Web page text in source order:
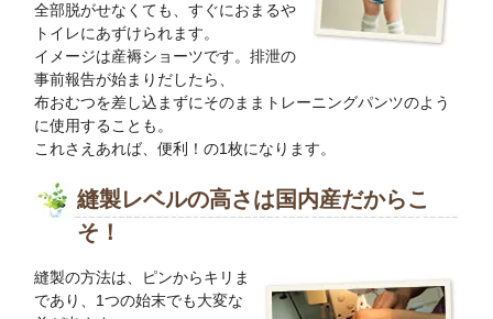
全部脱がせなくても、すぐにおまるや
トイレにあずけられます。
イメージは産褥ショーツです。排泄の
事前報告が始まりだしたら、
布おむつを差し込まずにそのままトレーニングパンツのよう
に使用することも。
これさえあれば、便利！の1枚になります。
縫製レベルの高さは国内産だからこ
そ！
縫製の方法は、ピンからキリま
であり、1つの始末でも大変な